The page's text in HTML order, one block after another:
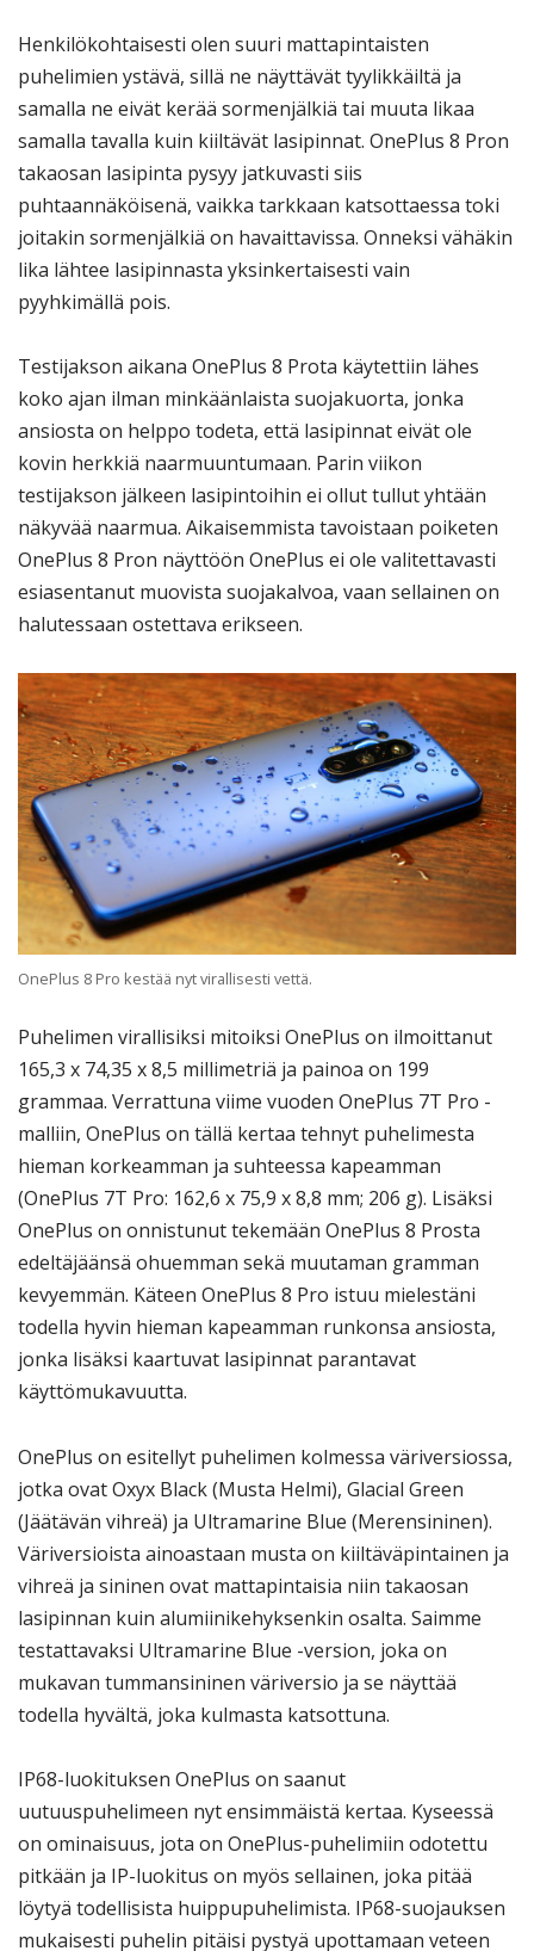
Henkilökohtaisesti olen suuri mattapintaisten
puhelimien ystävä, sillä ne näyttävät tyylikkäiltä ja
samalla ne eivät kerää sormenjälkiä tai muuta likaa
samalla tavalla kuin kiiltävät lasipinnat. OnePlus 8 Pron
takaosan lasipinta pysyy jatkuvasti siis
puhtaannäköisenä, vaikka tarkkaan katsottaessa toki
joitakin sormenjälkiä on havaittavissa. Onneksi vähäkin
lika lähtee lasipinnasta yksinkertaisesti vain
pyyhkimällä pois.
Testijakson aikana OnePlus 8 Prota käytettiin lähes
koko ajan ilman minkäänlaista suojakuorta, jonka
ansiosta on helppo todeta, että lasipinnat eivät ole
kovin herkkiä naarmuuntumaan. Parin viikon
testijakson jälkeen lasipintoihin ei ollut tullut yhtään
näkyvää naarmua. Aikaisemmista tavoistaan poiketen
OnePlus 8 Pron näyttöön OnePlus ei ole valitettavasti
esiasentanut muovista suojakalvoa, vaan sellainen on
halutessaan ostettava erikseen.
OnePlus 8 Pro kestää nyt virallisesti vettä.
Puhelimen virallisiksi mitoiksi OnePlus on ilmoittanut
165,3 x 74,35 x 8,5 millimetriä ja painoa on 199
grammaa. Verrattuna viime vuoden OnePlus 7T Pro -
malliin, OnePlus on tällä kertaa tehnyt puhelimesta
hieman korkeamman ja suhteessa kapeamman
(OnePlus 7T Pro: 162,6 x 75,9 x 8,8 mm; 206 g). Lisäksi
OnePlus on onnistunut tekemään OnePlus 8 Prosta
edeltäjäänsä ohuemman sekä muutaman gramman
kevyemmän. Käteen OnePlus 8 Pro istuu mielestäni
todella hyvin hieman kapeamman runkonsa ansiosta,
jonka lisäksi kaartuvat lasipinnat parantavat
käyttömukavuutta.
OnePlus on esitellyt puhelimen kolmessa väriversiossa,
jotka ovat Oxyx Black (Musta Helmi), Glacial Green
(Jäätävän vihreä) ja Ultramarine Blue (Merensininen).
Väriversioista ainoastaan musta on kiiltäväpintainen ja
vihreä ja sininen ovat mattapintaisia niin takaosan
lasipinnan kuin alumiinikehyksenkin osalta. Saimme
testattavaksi Ultramarine Blue -version, joka on
mukavan tummansininen väriversio ja se näyttää
todella hyvältä, joka kulmasta katsottuna.
IP68-luokituksen OnePlus on saanut
uutuuspuhelimeen nyt ensimmäistä kertaa. Kyseessä
on ominaisuus, jota on OnePlus-puhelimiin odotettu
pitkään ja IP-luokitus on myös sellainen, joka pitää
löytyä todellisista huippupuhelimista. IP68-suojauksen
mukaisesti puhelin pitäisi pystyä upottamaan veteen